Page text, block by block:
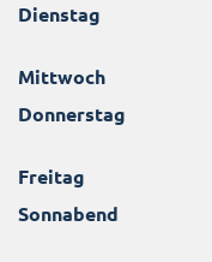
Dienstag
Mittwoch
Donnerstag
Freitag
Sonnabend